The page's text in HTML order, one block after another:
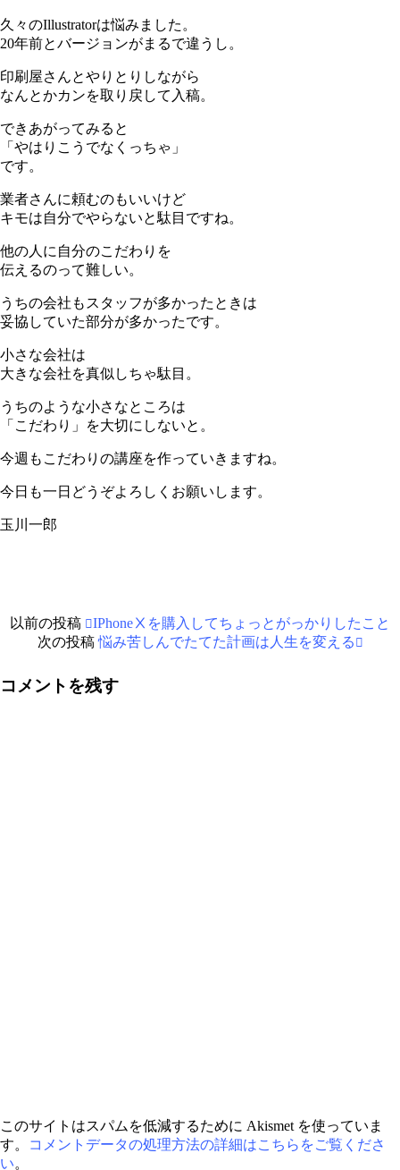
久々のIllustratorは悩みました。
20年前とバージョンがまるで違うし。
印刷屋さんとやりとりしながら
なんとかカンを取り戻して入稿。
できあがってみると
「やはりこうでなくっちゃ」
です。
業者さんに頼むのもいいけど
キモは自分でやらないと駄目ですね。
他の人に自分のこだわりを
伝えるのって難しい。
うちの会社もスタッフが多かったときは
妥協していた部分が多かったです。
小さな会社は
大きな会社を真似しちゃ駄目。
うちのような小さなところは
「こだわり」を大切にしないと。
今週もこだわりの講座を作っていきますね。
今日も一日どうぞよろしくお願いします。
玉川一郎
以前の投稿
IPhoneⅩを購入してちょっとがっかりしたこと
次の投稿悩み苦しんでたてた計画は人生を変える
コメントを残す
このサイトはスパムを低減するために Akismet を使っていま
す。
コメントデータの処理方法の詳細はこちらをご覧くださ
い。